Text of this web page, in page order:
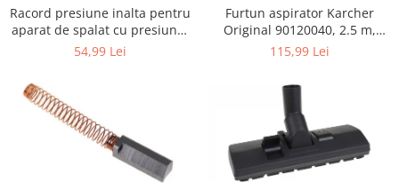
Servere, Componente & UPS
Telecomenzi garaj
Accesorii antrenament
Accesorii Fitness
Accesorii sportive
Racord presiune inalta pentru
aparat de spalat cu presiune,
KARCHER 9.013-355.0, K4/K5
54,99 Lei
Furtun aspirator Karcher
Original 90120040, 2.5 m,
negru
115,99 Lei